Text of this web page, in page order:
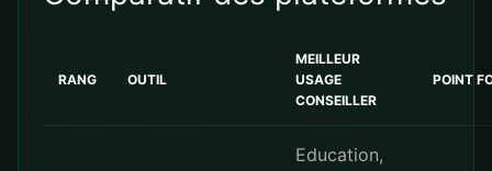
RANG OUTIL
MEILLEUR
USAGE
CONSEILLER
POINT
Education,